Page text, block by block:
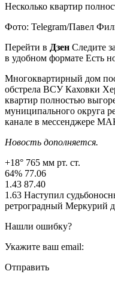
Несколько квартир
Фото: Telegram/Павел
Перейти в Дзен Следите
в удобном формате Есть
Многоквартирный дом
обстрела ВСУ Каховки
квартир полностью
муниципального округа
канале в мессенджере
Новость дополняется.
+18° 765 мм рт. ст.
64% 77.06
1.43 87.40
1.63 Наступил
ретроградный Меркурий
Нашли ошибку?
Укажите ваш email:
Отправить